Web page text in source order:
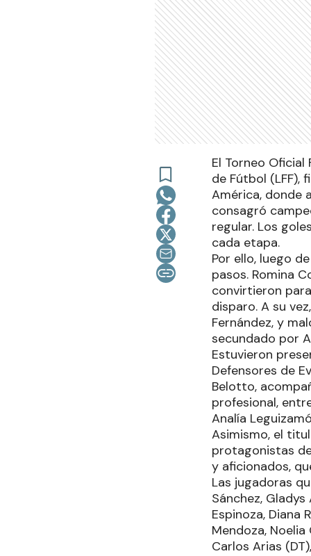
El Torneo
de Fútbol (LFF),
América, donde
consagró
regular. Los
cada etapa.
Por ello, luego
pasos. Romina
convirtieron
disparo. A su
Fernández, y
secundado por
Estuvieron
Defensores de
Belotto,
profesional,
Analía
Asimismo, el
protagonistas
y aficionados,
Las jugadoras
Sánchez,
Espinoza, Diana
Mendoza,
Carlos Arias